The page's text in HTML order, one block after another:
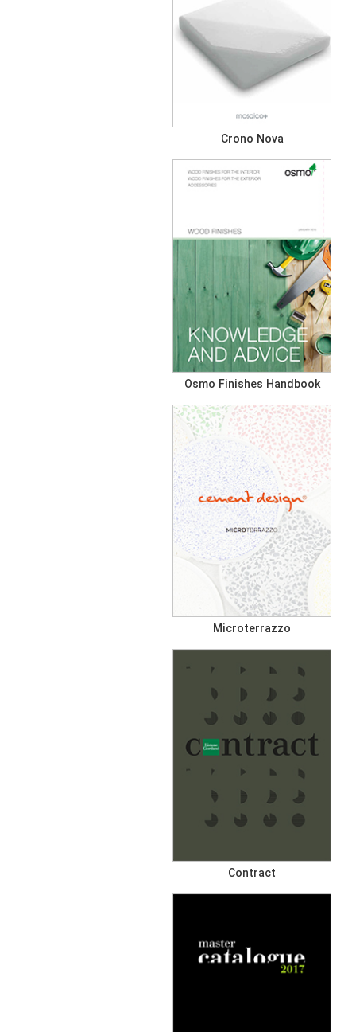
Crono Nova
Osmo Finishes Handbook
Microterrazzo
Contract